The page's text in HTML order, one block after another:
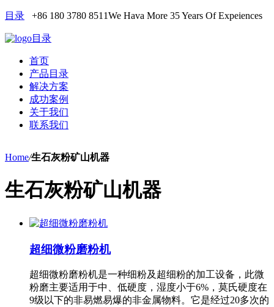
目录 +86 180 3780 8511We Hava More 35 Years Of Expeiences
目录
首页
产品目录
解决方案
成功案例
关于我们
联系我们
Home/生石灰粉矿山机器
生石灰粉矿山机器
超细微粉磨粉机
超细微粉磨粉机是一种细粉及超细粉的加工设备，此微
粉磨主要适用于中、低硬度，湿度小于6%，莫氏硬度在
9级以下的非易燃易爆的非金属物料。它是经过20多次的